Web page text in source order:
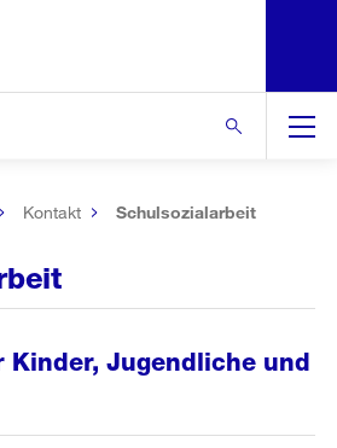
Kontakt Schulsozialarbeit
Kinder, Jugendliche und